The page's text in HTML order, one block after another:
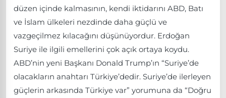
düzen içinde kalmasının, kendi iktidarını ABD, Batı
ve İslam ülkeleri nezdinde daha güçlü ve
vazgeçilmez kılacağını düşünüyordur. Erdoğan
Suriye ile ilgili emellerini çok açık ortaya koydu.
ABD’nin yeni Başkanı Donald Trump’ın “Suriye’de
olacakların anahtarı Türkiye’dedir. Suriye’de ilerleyen
güçlerin arkasında Türkiye var” yorumuna da “Doğru